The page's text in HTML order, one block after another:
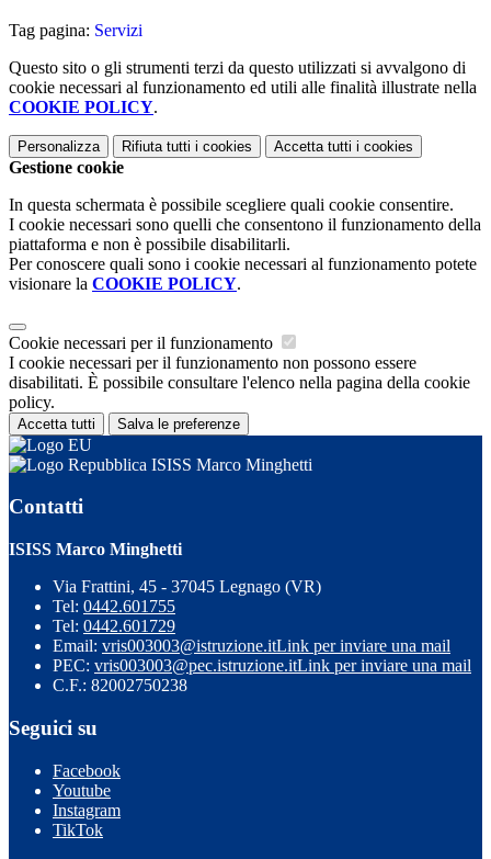
Tag pagina: Servizi
Questo sito o gli strumenti terzi da questo utilizzati si avvalgono di
cookie necessari al funzionamento ed utili alle finalità illustrate nella
COOKIE POLICY.
Personalizza Rifiuta tutti i cookies Accetta tutti i cookies
Gestione cookie
In questa schermata è possibile scegliere quali cookie consentire.
I cookie necessari sono quelli che consentono il funzionamento della
piattaforma e non è possibile disabilitarli.
Per conoscere quali sono i cookie necessari al funzionamento potete
visionare la COOKIE POLICY.
Cookie necessari per il funzionamento
I cookie necessari per il funzionamento non possono essere
disabilitati. È possibile consultare l'elenco nella pagina della cookie
policy.
Accetta tutti Salva le preferenze
ISISS Marco Minghetti
Contatti
ISISS Marco Minghetti
Via Frattini, 45 - 37045 Legnago (VR)
Tel: 0442.601755
Tel: 0442.601729
Email: vris003003@istruzione.itLink per inviare una mail
PEC: vris003003@pec.istruzione.itLink per inviare una mail
C.F.: 82002750238
Seguici su
Facebook
Youtube
Instagram
TikTok